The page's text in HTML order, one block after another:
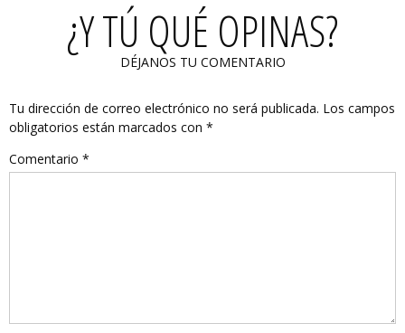
¿Y TÚ QUÉ OPINAS?
DÉJANOS TU COMENTARIO
Tu dirección de correo electrónico no será publicada. Los campos
obligatorios están marcados con *
Comentario *